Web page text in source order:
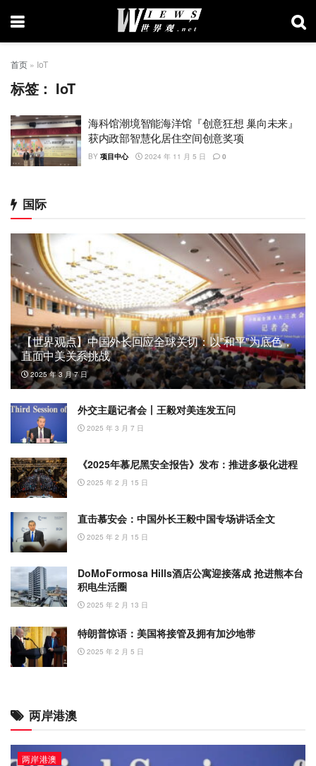
首页 » IoT
标签： IoT
海科馆潮境智能海洋馆『创意狂想 巢向未来』
获内政部智慧化居住空间创意奖项
BY 项目中心 2024 年 11 月 5 日 0
国际
【世界观点】中国外长回应全球关切：以”和平”为底色，
直面中美关系挑战
2025 年 3 月 7 日
外交主题记者会丨王毅对美连发五问
2025 年 3 月 7 日
《2025年慕尼黑安全报告》发布：推进多极化进程
2025 年 2 月 15 日
直击慕安会：中国外长王毅中国专场讲话全文
2025 年 2 月 15 日
DoMoFormosa Hills酒店公寓迎接落成 抢进熊本台
积电生活圈
2025 年 2 月 13 日
特朗普惊语：美国将接管及拥有加沙地带
2025 年 2 月 5 日
两岸港澳
两岸港澳